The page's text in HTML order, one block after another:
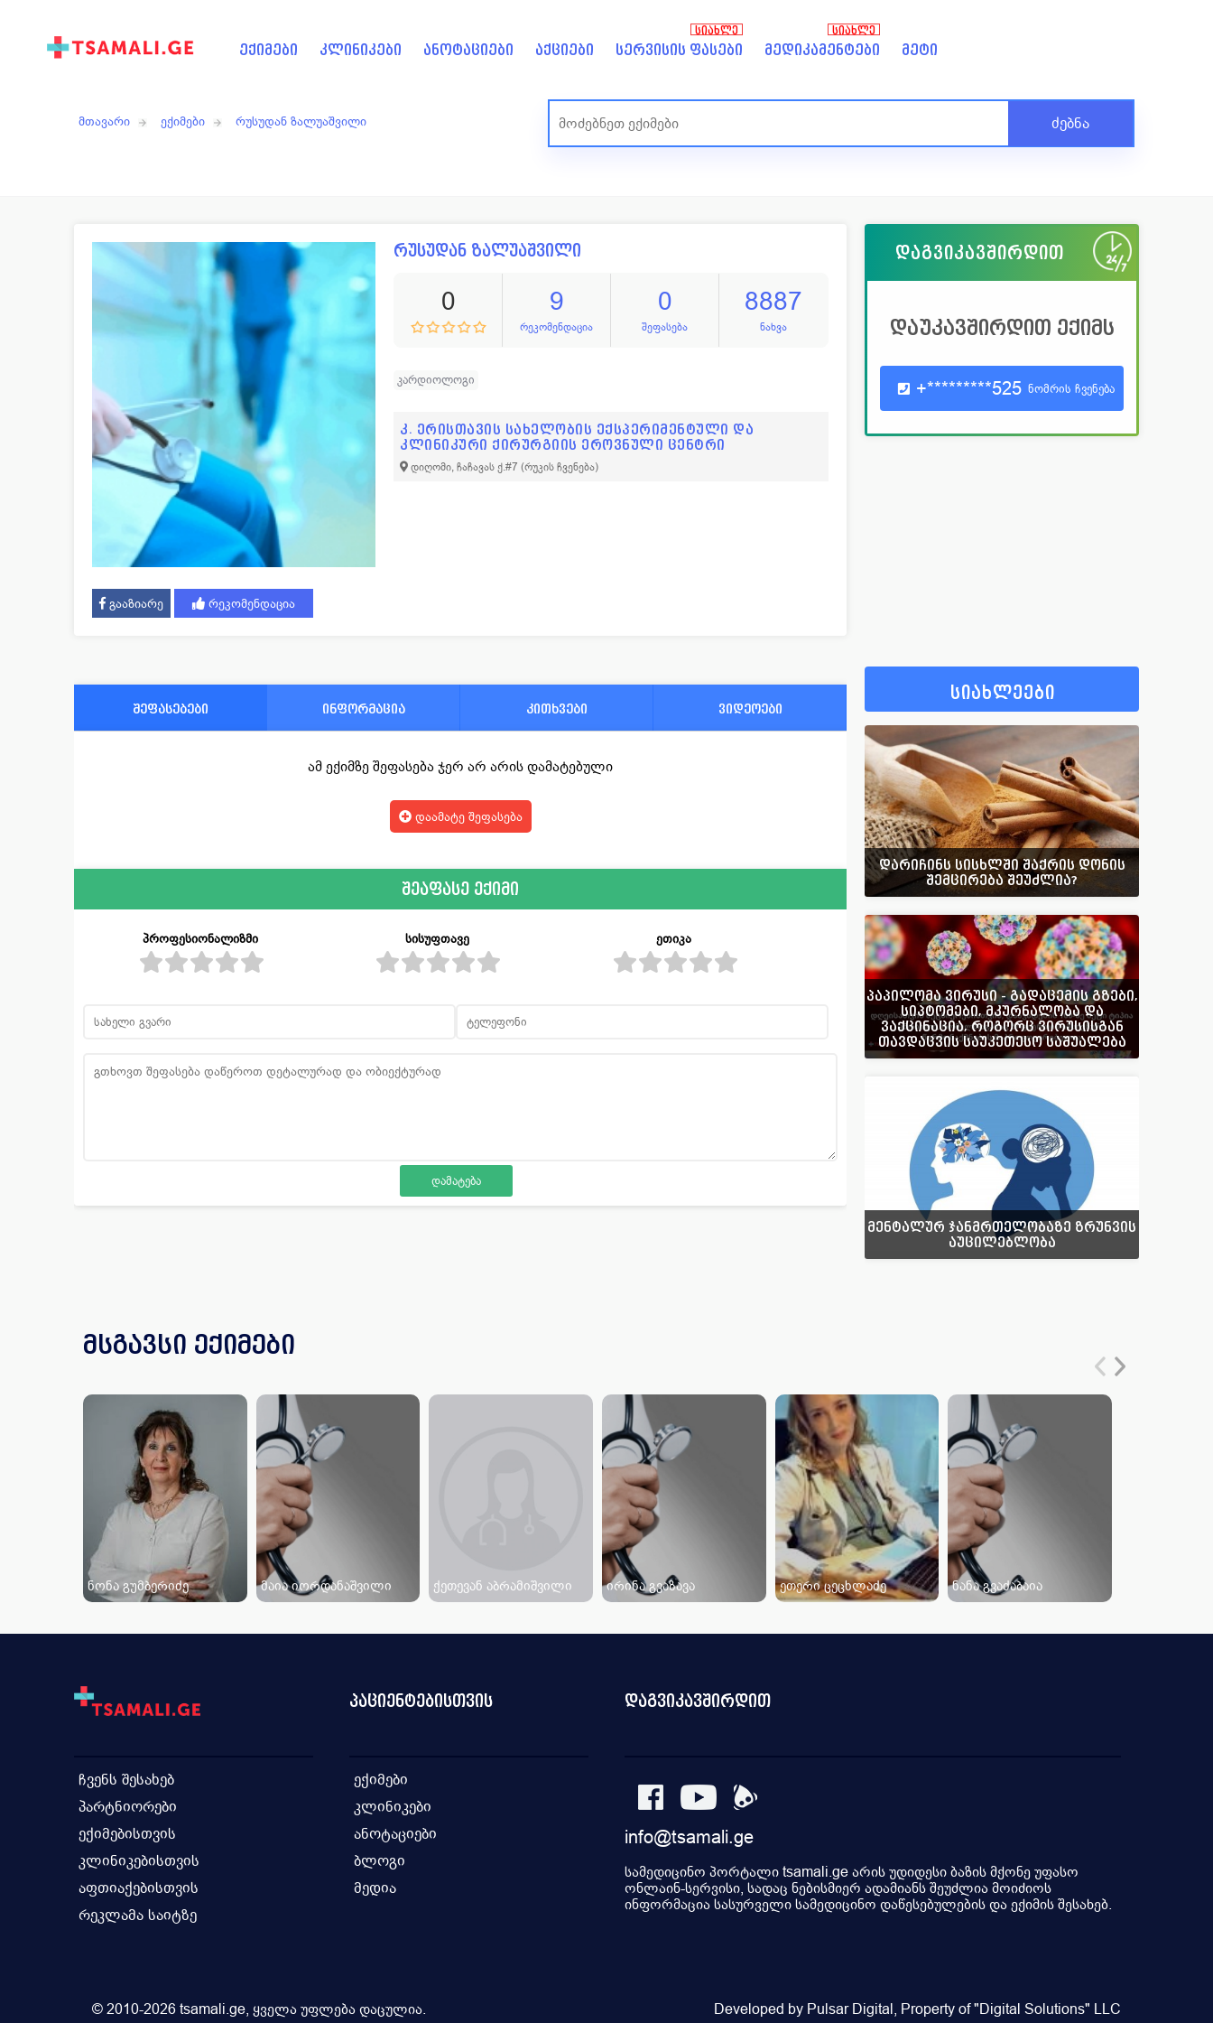
ექიმები კლინიკები ანოტაციები აქციები სერვისის ფასები
ᲡᲘᲐᲮᲚᲔ
მედიკამენტები
ᲡᲘᲐᲮᲚᲔ
მეტი
მთავარი ექიმები რუსუდან ზალუაშვილი ძებნა
გააზიარე რეკომენდაცია
რუსუდან ზალუაშვილი
0 9
რეკომენდაცია
0
შეფასება
8887
ნახვა
კარდიოლოგი
კ. ერისთავის სახელობის ექსპერიმენტული და
კლინიკური ქირურგიის ეროვნული ცენტრი
დიღომი, ჩაჩავას ქ.#7(რუკის ჩვენება)
დაგვიკავშირდით
დაუკავშირდით ექიმს
+*********525 ნომრის ჩვენება
შეფასებები ინფორმაცია კითხვები ვიდეოები
ამ ექიმზე შეფასება ჯერ არ არის დამატებული
დაამატე შეფასება
შეაფასე ექიმი
პროფესიონალიზმი სისუფთავე ეთიკა
სიახლეები
დარიჩინს სისხლში შაქრის დონის
შემცირება შეუძლია?
პაპილომა ვირუსი - გადაცემის გზები,
სიპტომები, მკურნალობა და
ვაქცინაცია, როგორც ვირუსისგან
თავდაცვის საუკეთესო საშუალება
მენტალურ ჯანმრთელობაზე ზრუნვის
აუცილებლობა
მსგავსი ექიმები
ნონა გუმბერიძე მაია იორდანაშვილი ქეთევან აბრამიშვილი ირინა გვაზავა ეთერი ცეცხლაძე ნანა გვაძაბაია
ჩვენს შესახებ
პარტნიორები
ექიმებისთვის
კლინიკებისთვის
აფთიაქებისთვის
რეკლამა საიტზე
პაციენტებისთვის
ექიმები
კლინიკები
ანოტაციები
ბლოგი
მედია
დაგვიკავშირდით
info@tsamali.ge
სამედიცინო პორტალი tsamali.ge არის უდიდესი ბაზის მქონე უფასო
ონლაინ-სერვისი, სადაც ნებისმიერ ადამიანს შეუძლია მოიძიოს
ინფორმაცია სასურველი სამედიცინო დაწესებულების და ექიმის შესახებ.
© 2010-2026 tsamali.ge, ყველა უფლება დაცულია. Developed by Pulsar Digital, Property of "Digital Solutions" LLC